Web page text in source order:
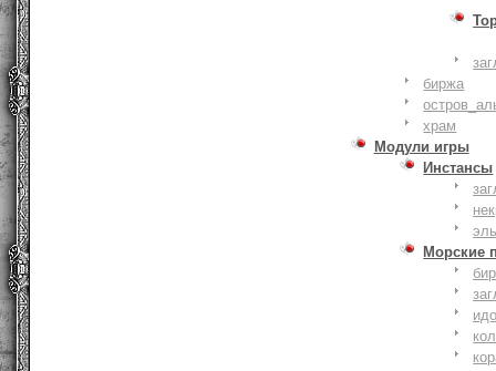
биржа
храм
Модули игры
Инстансы
Морские